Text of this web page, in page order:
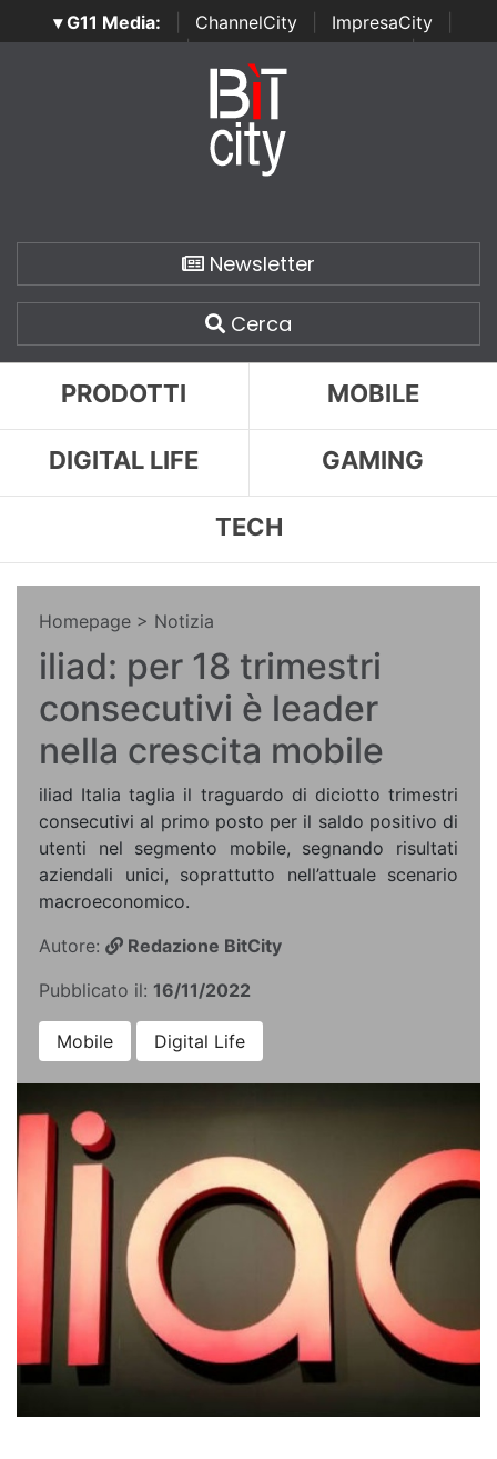
▾ G11 Media: ChannelCity ImpresaCity
SecurityOpenLab | Italian Channel Awards | Italian
Italian Security Awards
Newsletter
Cerca
PRODOTTI MOBILE
DIGITAL LIFE GAMING
TECH
Homepage > Notizia
iliad: per 18 trimestri
consecutivi è leader
nella crescita mobile
iliad Italia taglia il traguardo di diciotto trimestri
consecutivi al primo posto per il saldo positivo di
utenti nel segmento mobile, segnando risultati
aziendali unici, soprattutto nell’attuale scenario
macroeconomico.
Autore:
Redazione BitCity
Pubblicato il: 16/11/2022
Mobile Digital Life